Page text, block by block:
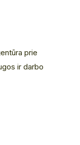
prie
ir darbo